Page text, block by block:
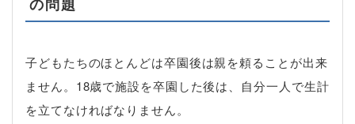
子どもたちのほとんどは卒園後は親を頼ることが出来
ません。18歳で施設を卒園した後は、自分一人で生計
を立てなければなりません。